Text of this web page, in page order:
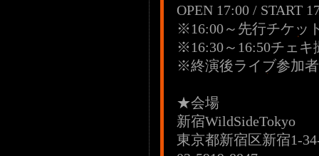
OPEN 17:00 / START
※16:00～先行チケッ
※16:30～16:50チェキ
※終演後ライブ参加
★会場
新宿WildSideTokyo
東京都新宿区新宿1-